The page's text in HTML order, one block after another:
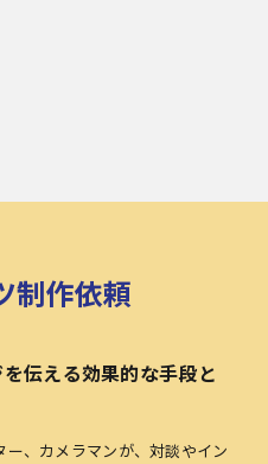
制作依頼
伝える効果的な手段と
、カメラマンが、対談やイン